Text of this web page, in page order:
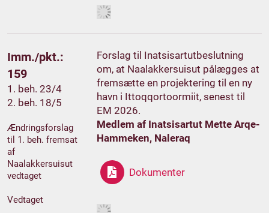
Imm./pkt.:
159
1. beh. 23/4
2. beh. 18/5
Ændringsforslag
til 1. beh. fremsat
af
Naalakkersuisut
vedtaget
Vedtaget
Forslag til Inatsisartutbeslutning
om, at Naalakkersuisut pålægges at
fremsætte en projektering til en ny
havn i Ittoqqortoormiit, senest til
EM 2026.
Medlem af Inatsisartut Mette Arqe-
Hammeken, Naleraq
Dokumenter